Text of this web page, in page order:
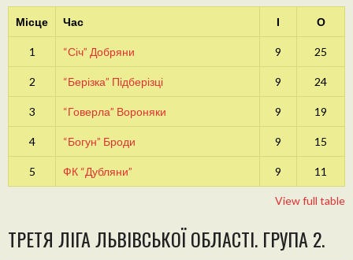
Місце Час І О
1 “Січ” Добряни 9 25
2 “Берізка” Підберізці 9 24
3 “Говерла” Вороняки 9 19
4 “Богун” Броди 9 15
5 ФК “Дубляни” 9 11
View full table
ТРЕТЯ ЛІГА ЛЬВІВСЬКОЇ ОБЛАСТІ. ГРУПА 2.